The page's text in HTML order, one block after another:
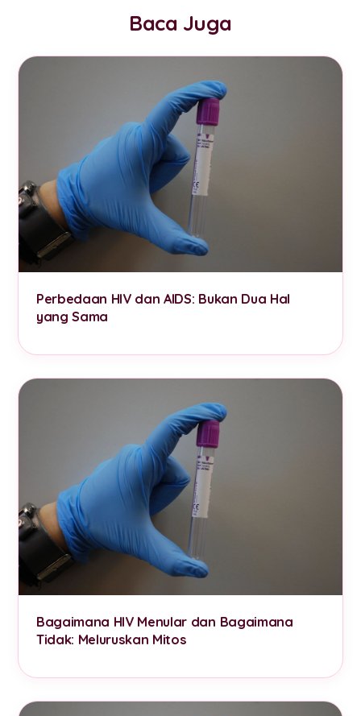
Baca Juga
Perbedaan HIV dan AIDS: Bukan Dua Hal
yang Sama
Bagaimana HIV Menular dan Bagaimana
Tidak: Meluruskan Mitos